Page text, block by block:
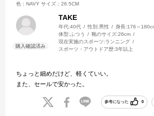
色：NAVY サイズ：26.5CM
TAKE
年代:40代 性別:男性 身長:176～
体型: ふつう 靴のサイズ:26cm
現在実施のスポーツ:ランニング
スポーツ・アウトドア歴:3年以上
ちょっと細めだけど、軽くていい。
また、セールで安かった。
参考になった 0